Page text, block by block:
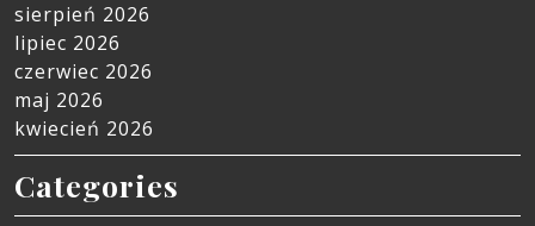
sierpień 2026
lipiec 2026
czerwiec 2026
maj 2026
kwiecień 2026
Categories